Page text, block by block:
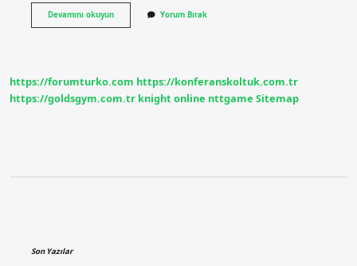
Devamını okuyunAnkara
Çevre
Yorum Bırak
https://forumturko.com https://konferanskoltuk.com.tr
https://goldsgym.com.tr knight online nttgame Sitemap
Son Yazılar